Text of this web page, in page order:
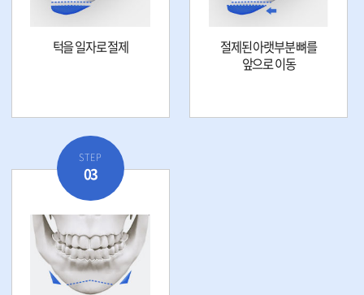
턱을 일자로 절제
절제된 아랫부분 뼈를
앞으로 이동
STEP
03